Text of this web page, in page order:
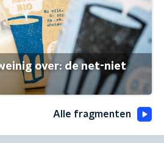
over: de net-niet
Alle fragmenten